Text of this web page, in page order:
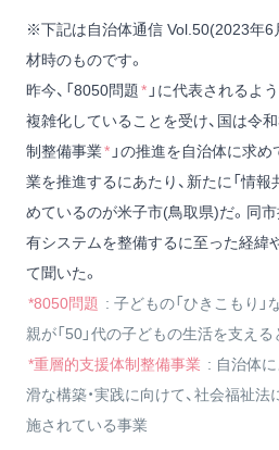
※下記は自治体通信 Vol.50(2023年6
材時のものです。
昨今、「8050問題* 」に代表されるよ
複雑化していることを受け、国は令
制整備事業* 」の推進を自治体に求
業を推進するにあたり、新たに「情
めているのが米子市(鳥取県)だ。同
有システムを整備するに至った経緯
て聞いた。
*8050問題 : 子どもの「ひきこもり」
親が「50」代の子どもの生活を支え
*重層的支援体制整備事業 : 自治体
滑な構築・実践に向けて、社会福祉
施されている事業